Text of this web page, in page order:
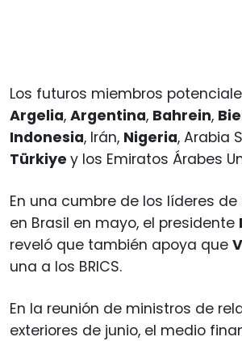
Los futuros miembros
Argelia, Argentina, Bahrein,
Indonesia, Irán, Nigeria, Arabia
Türkiye y los Emiratos Árabes
En una cumbre de los líderes de
en Brasil en mayo, el presidente
reveló que también apoya que
una a los BRICS.
En la reunión de ministros de
exteriores de junio, el medio